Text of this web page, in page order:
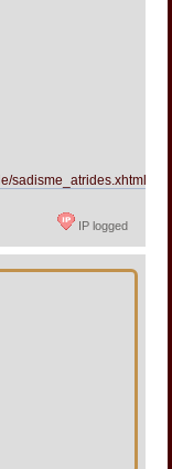
sadisme_atrides.xhtml
IP logged